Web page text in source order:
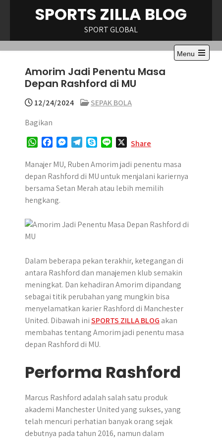
SPORTS ZILLA BLOG
SPORT GLOBAL
Menu
Open
Amorim Jadi Penentu Masa
Depan Rashford di MU
12/24/2024
SEPAK BOLA
Bagikan
W
a
t
s
A
p
c
e
b
o
o
s
s
e
r
l
e
g
y
p
e
n
e
Share
Manajer MU, Ruben Amorim jadi penentu masa
depan Rashford di MU untuk menjalani kariernya
bersama Setan Merah atau lebih memilih
hengkang.
Dalam beberapa pekan terakhir, ketegangan di
antara Rashford dan manajemen klub semakin
meningkat. Dan kehadiran Amorim dipandang
sebagai titik perubahan yang mungkin bisa
menyelamatkan karier Rashford di Manchester
United. Dibawah iniSPORTS ZILLA BLOG akan
membahas tentang Amorim jadi penentu masa
depan Rashford di MU.
Performa Rashford
Marcus Rashford adalah salah satu produk
akademi Manchester United yang sukses, yang
telah mencuri perhatian banyak orang sejak
debutnya pada tahun 2016, namun dalam